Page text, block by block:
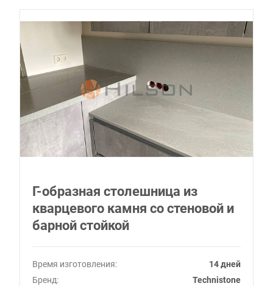
Г-образная столешница из
кварцевого камня со стеновой и
барной стойкой
Время изготовления:
14 дней
Бренд:
Technistone